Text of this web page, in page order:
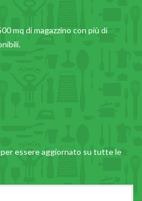
mq di magazzino con più di
essere aggiornato su tutte le